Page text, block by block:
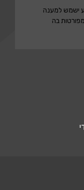
ישמש למענה
בה